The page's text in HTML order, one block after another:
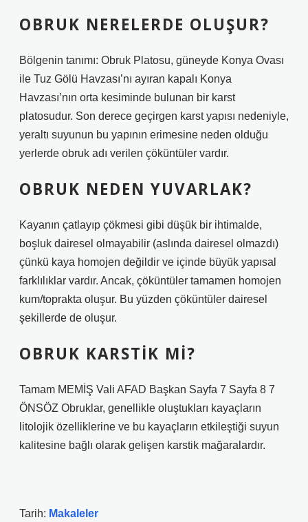
OBRUK NERELERDE OLUŞUR?
Bölgenin tanımı: Obruk Platosu, güneyde Konya Ovası
ile Tuz Gölü Havzası’nı ayıran kapalı Konya
Havzası’nın orta kesiminde bulunan bir karst
platosudur. Son derece geçirgen karst yapısı nedeniyle,
yeraltı suyunun bu yapının erimesine neden olduğu
yerlerde obruk adı verilen çöküntüler vardır.
OBRUK NEDEN YUVARLAK?
Kayanın çatlayıp çökmesi gibi düşük bir ihtimalde,
boşluk dairesel olmayabilir (aslında dairesel olmazdı)
çünkü kaya homojen değildir ve içinde büyük yapısal
farklılıklar vardır. Ancak, çöküntüler tamamen homojen
kum/toprakta oluşur. Bu yüzden çöküntüler dairesel
şekillerde de oluşur.
OBRUK KARSTIK MI?
Tamam MEMİŞ Vali AFAD Başkan Sayfa 7 Sayfa 8 7
ÖNSÖZ Obruklar, genellikle oluştukları kayaçların
litolojik özelliklerine ve bu kayaçların etkileştiği suyun
kalitesine bağlı olarak gelişen karstik mağaralardır.
Tarih: Makaleler